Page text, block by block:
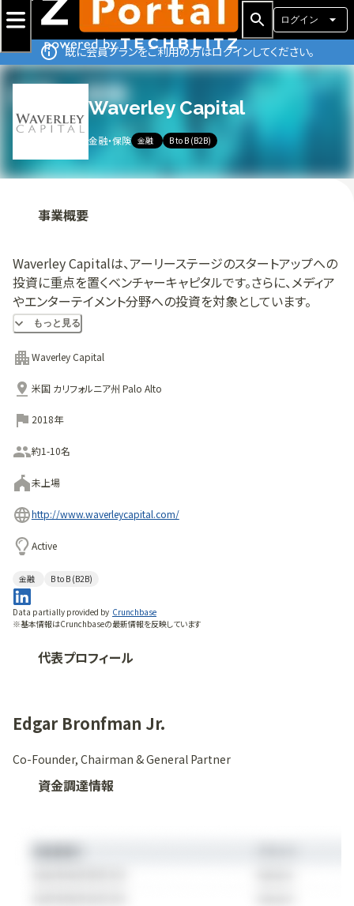
ログイン
既に会員プランをご利用の方はログインしてください。
Waverley Capital
金融・保険 金融 B to B (B2B)
事業概要
Waverley Capitalは、アーリーステージのスタートアップへの
投資に重点を置くベンチャーキャピタルです。さらに、メディア
やエンターテイメント分野への投資を対象としています。
Edgar Bronfman Jr.とDaniel Leffによって2018年に設立さ
れたWaverley Capitalは、カリフォルニア州パロアルトに本社
を構えています。
もっと見る
Waverley Capital
米国 カリフォルニア州 Palo Alto
2018年
約1-10名
未上場
http://www.waverleycapital.com/
Active
金融 B to B (B2B)
Data partially provided by Crunchbase
※基本情報はCrunchbaseの最新情報を反映しています
代表プロフィール
Edgar Bronfman Jr.
Co-Founder, Chairman & General Partner
資金調達情報